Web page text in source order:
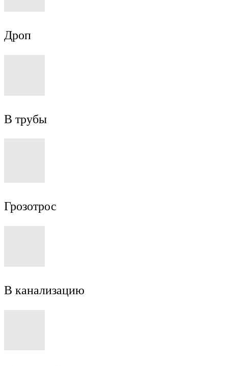
Дроп
В трубы
Грозотрос
В канализацию